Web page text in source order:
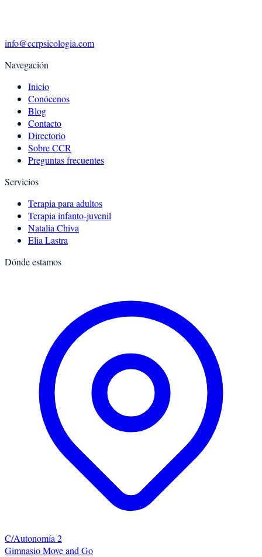
info@ccrpsicologia.com
Navegación
Inicio
Conócenos
Blog
Contacto
Directorio
Sobre CCR
Preguntas frecuentes
Servicios
Terapia para adultos
Terapia infanto-juvenil
Natalia Chiva
Elia Lastra
Dónde estamos
C/Autonomía 2
Gimnasio Move and Go